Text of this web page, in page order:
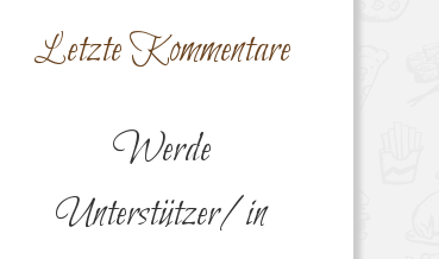
Letzte Kommentare
Werde
Unterstützer/in